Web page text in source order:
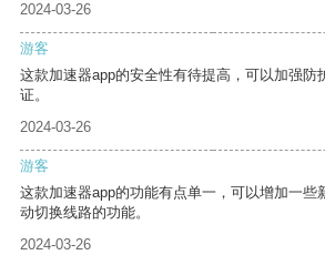
2024-03-26
游客
这款加速器app的安全性有待提高，可以加强防
证。
2024-03-26
游客
这款加速器app的功能有点单一，可以增加一些
动切换线路的功能。
2024-03-26